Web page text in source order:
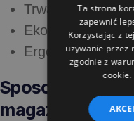
Trwała
Ekonomia
Ergonomia
Sposoby
magazynu
Ta strona
zapewnić
Korzystając z
używanie przez
zgodnie z
cookie.